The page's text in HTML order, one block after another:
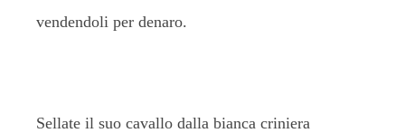
vendendoli per denaro.
Sellate il suo cavallo dalla bianca criniera